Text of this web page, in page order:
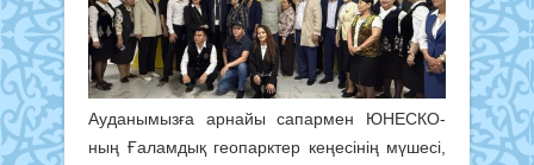
Ауданымызға арнайы сапармен ЮНЕСКО-
ның Ғаламдық геопарктер кеңесінің мүшесі,